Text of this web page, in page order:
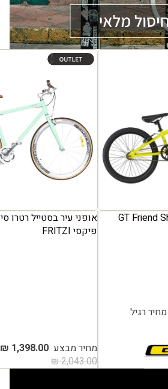
מחיר רגיל
אופני עיר בסטייל רטרו
FRITZI
אופני עיר בסטייל רטרו
פיקסי FRITZI
מחיר מבצע 1,398.00 ₪
2,043.00 ₪